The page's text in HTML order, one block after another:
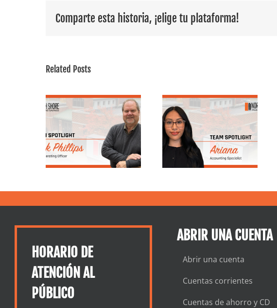
Comparte esta historia, ¡elige tu plataforma!
Related Posts
destacada: Conoce
a Ariana,
especialista en
contabilidad en
North Shore Trust
Foco en el equipo:
Andrea, asociada
de servicios de
préstamos
HORARIO DE
ATENCIÓN AL
PÚBLICO
ABRIR UNA CUENTA
Abrir una cuenta
Cuentas corrientes
Cuentas de ahorro y CD